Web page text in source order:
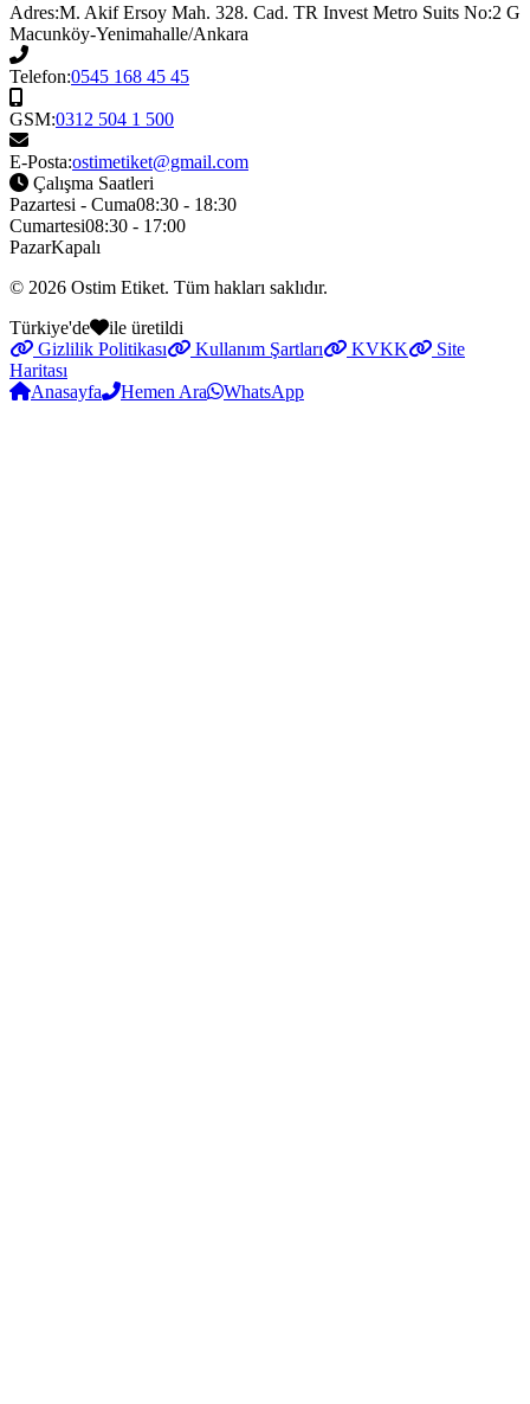
Adres:M. Akif Ersoy Mah. 328. Cad. TR Invest Metro Suits No:2 G
Macunköy-Yenimahalle/Ankara
Telefon:0545 168 45 45
GSM:0312 504 1 500
E-Posta:ostimetiket@gmail.com
Çalışma Saatleri
Pazartesi - Cuma08:30 - 18:30
Cumartesi08:30 - 17:00
PazarKapalı
© 2026 Ostim Etiket. Tüm hakları saklıdır.
Türkiye'de
ile üretildi
Gizlilik Politikası
Kullanım Şartları KVKK
Site
Haritası
Anasayfa
Hemen Ara WhatsApp